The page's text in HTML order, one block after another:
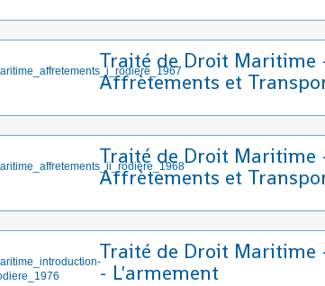
Traité de Droit Maritime
Affrètements et
Traité de Droit Maritime
Affrètements et
Traité de Droit Maritime
- L'armement